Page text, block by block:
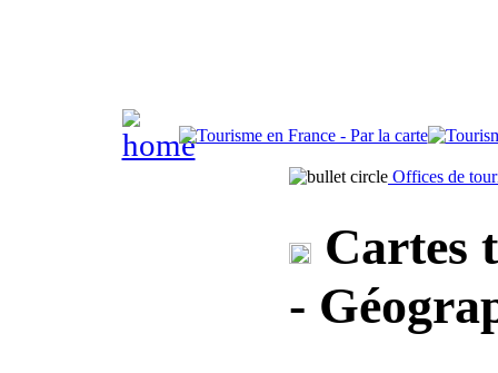
Offices de
Cartes
-